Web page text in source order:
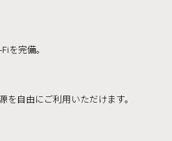
を完備。
を自由にご利用いただけます。